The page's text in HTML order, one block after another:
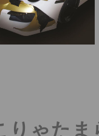
ゃたま